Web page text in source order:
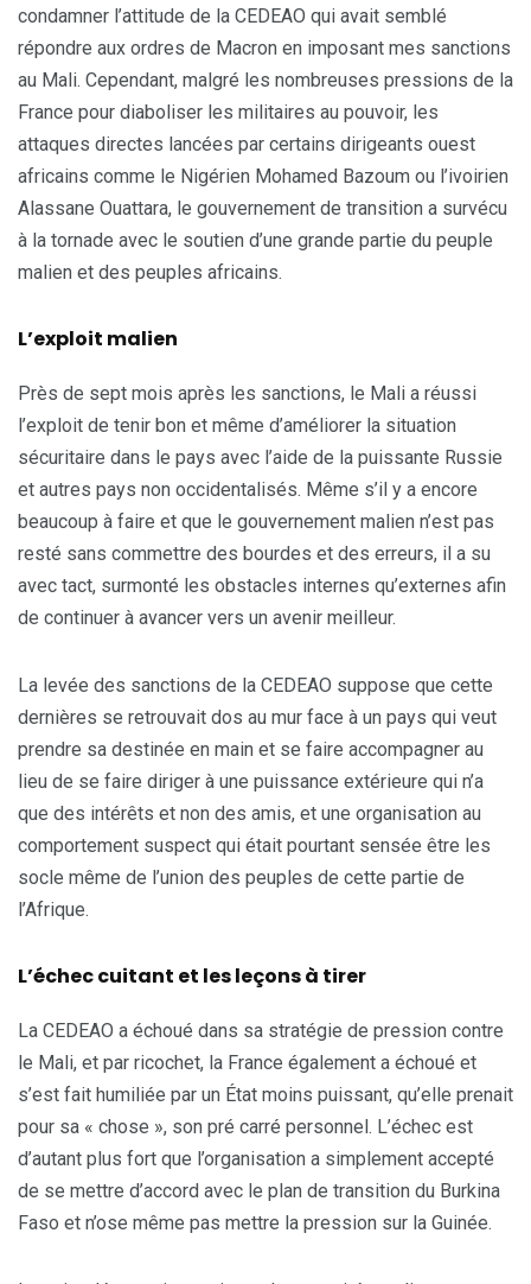
condamner l’attitude de la CEDEAO qui avait semblé
répondre aux ordres de Macron en imposant mes sanctions
au Mali. Cependant, malgré les nombreuses pressions de la
France pour diaboliser les militaires au pouvoir, les
attaques directes lancées par certains dirigeants ouest
africains comme le Nigérien Mohamed Bazoum ou l’ivoirien
Alassane Ouattara, le gouvernement de transition a survécu
à la tornade avec le soutien d’une grande partie du peuple
malien et des peuples africains.
L’exploit malien
Près de sept mois après les sanctions, le Mali a réussi
l’exploit de tenir bon et même d’améliorer la situation
sécuritaire dans le pays avec l’aide de la puissante Russie
et autres pays non occidentalisés. Même s’il y a encore
beaucoup à faire et que le gouvernement malien n’est pas
resté sans commettre des bourdes et des erreurs, il a su
avec tact, surmonté les obstacles internes qu’externes afin
de continuer à avancer vers un avenir meilleur.
La levée des sanctions de la CEDEAO suppose que cette
dernières se retrouvait dos au mur face à un pays qui veut
prendre sa destinée en main et se faire accompagner au
lieu de se faire diriger à une puissance extérieure qui n’a
que des intérêts et non des amis, et une organisation au
comportement suspect qui était pourtant sensée être les
socle même de l’union des peuples de cette partie de
l’Afrique.
L’échec cuitant et les leçons à tirer
La CEDEAO a échoué dans sa stratégie de pression contre
le Mali, et par ricochet, la France également a échoué et
s’est fait humiliée par un État moins puissant, qu’elle prenait
pour sa « chose », son pré carré personnel. L’échec est
d’autant plus fort que l’organisation a simplement accepté
de se mettre d’accord avec le plan de transition du Burkina
Faso et n’ose même pas mettre la pression sur la Guinée.